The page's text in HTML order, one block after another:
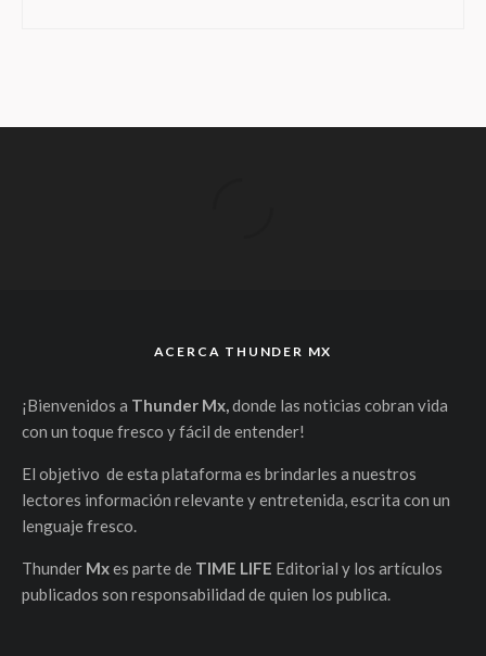
ACERCA THUNDER MX
¡Bienvenidos a Thunder Mx,donde las noticias cobran vida
con un toque fresco y fácil de entender!
El objetivo de esta plataforma es brindarles a nuestros
lectores información relevante y entretenida, escrita con un
lenguaje fresco.
Thunder Mxes parte de TIME LIFE Editorial y los artículos
publicados son responsabilidad de quien los publica.